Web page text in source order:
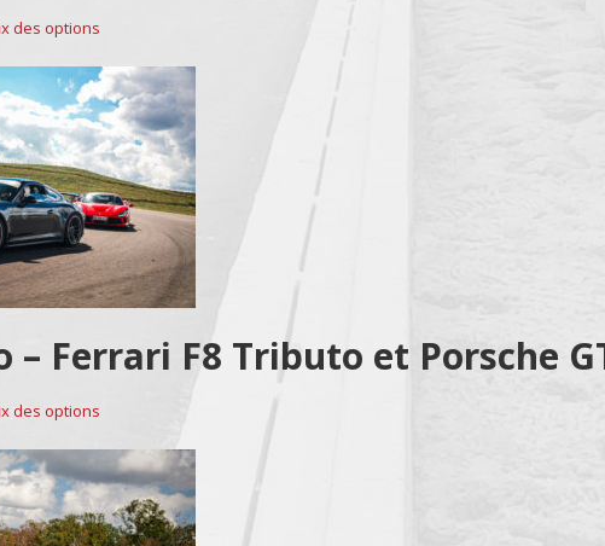
des options
– Ferrari F8 Tributo et Porsche
des options